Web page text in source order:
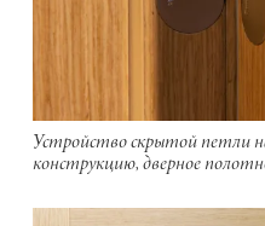
Устройство скрытой петли
конструкцию, дверное